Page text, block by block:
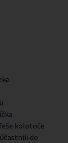
kolotoče
do